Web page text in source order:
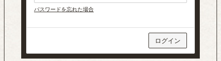
パスワードを忘れた場合